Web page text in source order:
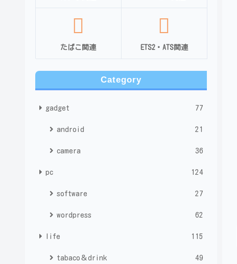
たばこ関連 ETS2・ATS関連
Category
gadget 77
android 21
camera 36
pc 124
software 27
wordpress 62
life 115
tabaco＆drink 49